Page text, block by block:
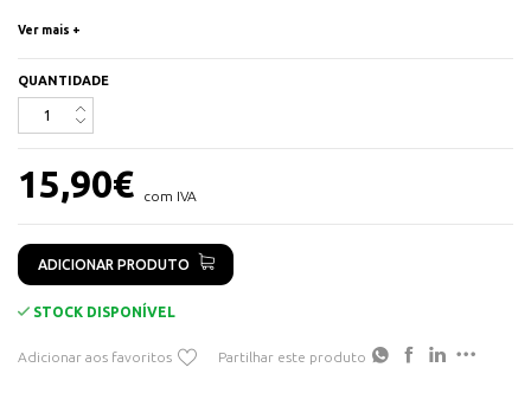
USB 5V dc
Tempo de Carga: 3 horas
Autonomia: 10 Horas
IP20
Dimensões: 14 x 40 x 306mm
Ver mais +
QUANTIDADE
15,90€ com IVA
ADICIONAR PRODUTO
STOCK DISPONÍVEL
Adicionar aos favoritos Partilhar este produto